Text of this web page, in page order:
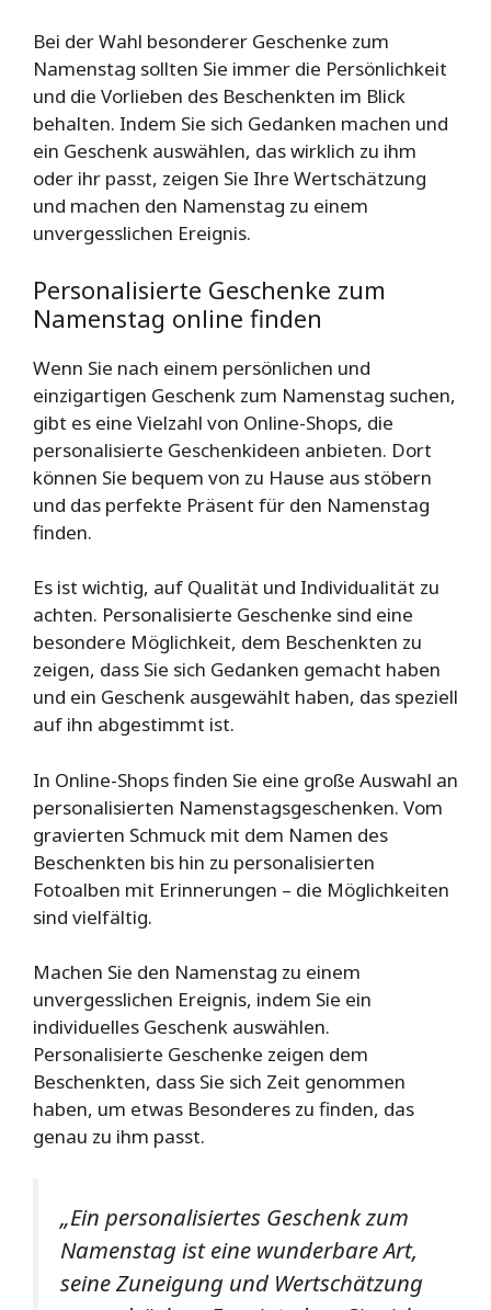
Bei der Wahl besonderer Geschenke zum
Namenstag sollten Sie immer die Persönlichkeit
und die Vorlieben des Beschenkten im Blick
behalten. Indem Sie sich Gedanken machen und
ein Geschenk auswählen, das wirklich zu ihm
oder ihr passt, zeigen Sie Ihre Wertschätzung
und machen den Namenstag zu einem
unvergesslichen Ereignis.
Personalisierte Geschenke zum
Namenstag online finden
Wenn Sie nach einem persönlichen und
einzigartigen Geschenk zum Namenstag suchen,
gibt es eine Vielzahl von Online-Shops, die
personalisierte Geschenkideen anbieten. Dort
können Sie bequem von zu Hause aus stöbern
und das perfekte Präsent für den Namenstag
finden.
Es ist wichtig, auf Qualität und Individualität zu
achten. Personalisierte Geschenke sind eine
besondere Möglichkeit, dem Beschenkten zu
zeigen, dass Sie sich Gedanken gemacht haben
und ein Geschenk ausgewählt haben, das speziell
auf ihn abgestimmt ist.
In Online-Shops finden Sie eine große Auswahl an
personalisierten Namenstagsgeschenken. Vom
gravierten Schmuck mit dem Namen des
Beschenkten bis hin zu personalisierten
Fotoalben mit Erinnerungen – die Möglichkeiten
sind vielfältig.
Machen Sie den Namenstag zu einem
unvergesslichen Ereignis, indem Sie ein
individuelles Geschenk auswählen.
Personalisierte Geschenke zeigen dem
Beschenkten, dass Sie sich Zeit genommen
haben, um etwas Besonderes zu finden, das
genau zu ihm passt.
„Ein personalisiertes Geschenk zum
Namenstag ist eine wunderbare Art,
seine Zuneigung und Wertschätzung